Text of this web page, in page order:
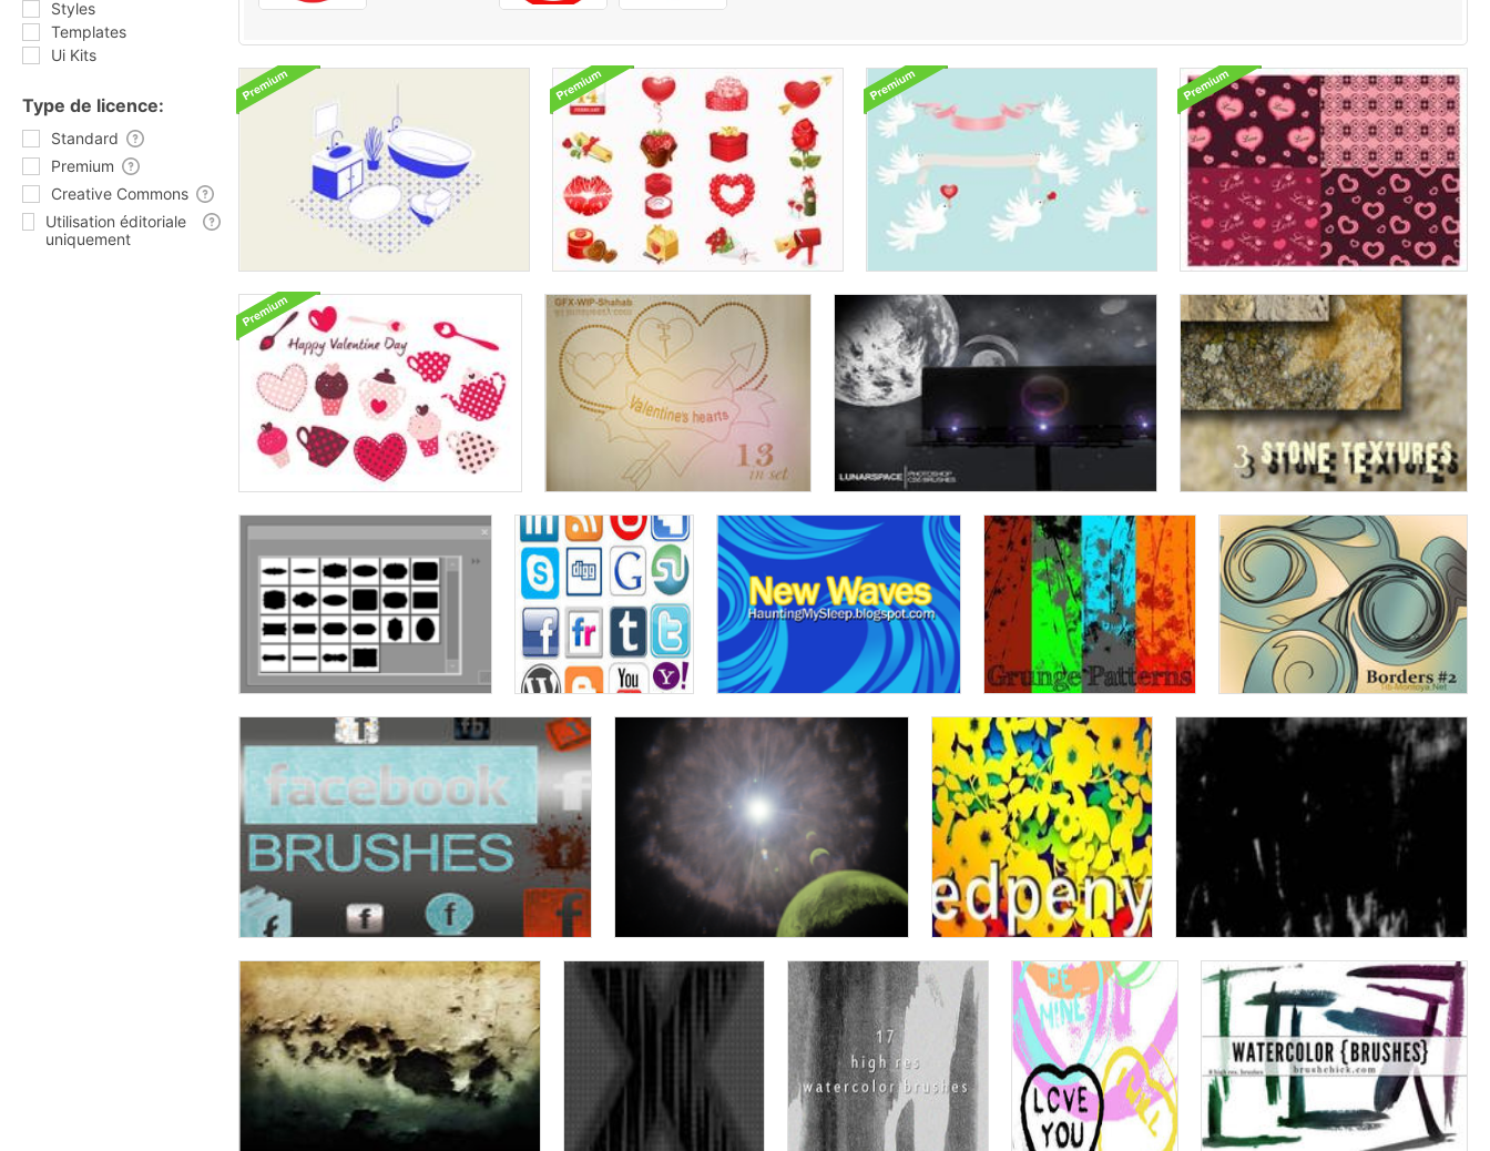
Styles
Templates
Ui Kits
Type de licence:
Standard
Premium
Creative Commons
Utilisation éditoriale
uniquement